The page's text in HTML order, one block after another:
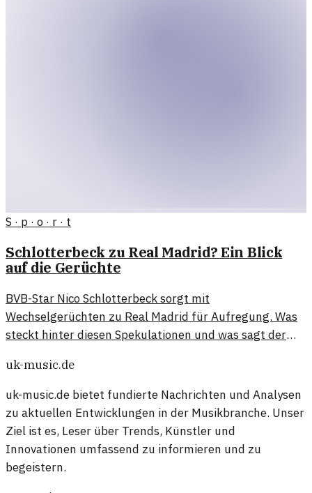
S · p · o · r · t
Schlotterbeck zu Real Madrid? Ein Blick
auf die Gerüchte
BVB-Star Nico Schlotterbeck sorgt mit
Wechselgerüchten zu Real Madrid für Aufregung. Was
steckt hinter diesen Spekulationen und was sagt der
uk-music.de
uk-music.de bietet fundierte Nachrichten und Analysen
zu aktuellen Entwicklungen in der Musikbranche. Unser
Ziel ist es, Leser über Trends, Künstler und
Innovationen umfassend zu informieren und zu
begeistern.